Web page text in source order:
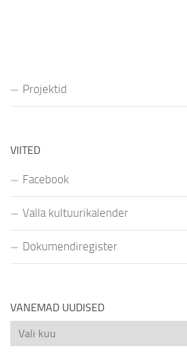
Projektid
VIITED
Facebook
Valla kultuurikalender
Dokumendiregister
VANEMAD UUDISED
Vanemad
uudised